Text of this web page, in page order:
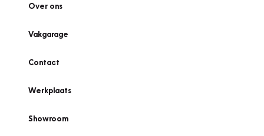
Over ons
Vakgarage
Contact
Werkplaats
Showroom